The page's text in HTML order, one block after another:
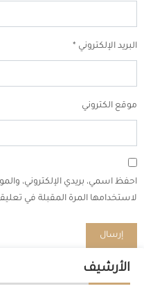
البريد الإلكتروني *
موقع الكتروني
احفظ اسمي، بريدي الإلكتروني،
لاستخدامها المرة المقبلة في
الأرشيف